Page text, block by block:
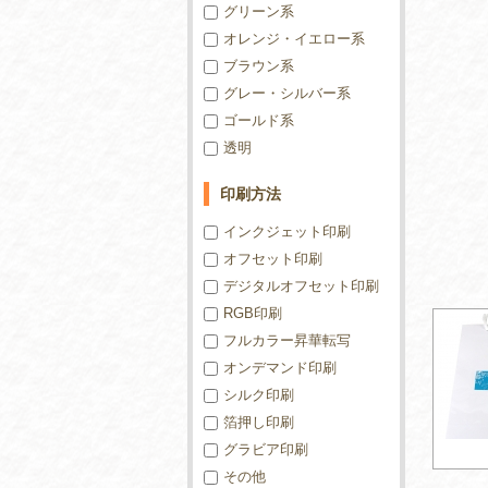
グリーン系
オレンジ・イエロー系
ブラウン系
グレー・シルバー系
ゴールド系
透明
印刷方法
インクジェット印刷
オフセット印刷
デジタルオフセット印刷
RGB印刷
フルカラー昇華転写
オンデマンド印刷
シルク印刷
箔押し印刷
グラビア印刷
その他